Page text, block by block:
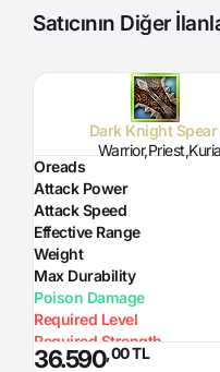
Satıcının Diğer
Dark Knight Spear
Oreads
Attack Power
Attack Speed
Effective Range
Weight
Max Durability
Poison Damage
Required Level
Required Strength
Skill
Attack Hour 2%
36.590,00 TL